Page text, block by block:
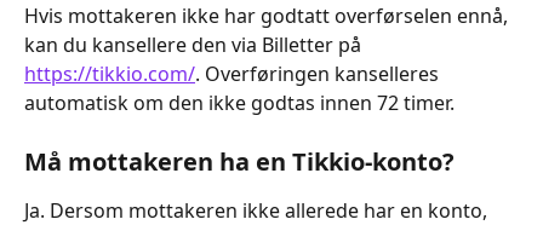
Hvis mottakeren ikke har godtatt overførselen ennå,
kan du kansellere den via Billetter på
https://tikkio.com/. Overføringen kanselleres
automatisk om den ikke godtas innen 72 timer.
Må mottakeren ha en Tikkio-konto?
Ja. Dersom mottakeren ikke allerede har en konto,